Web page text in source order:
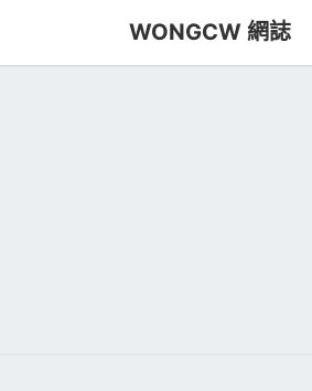
WONGCW 網誌